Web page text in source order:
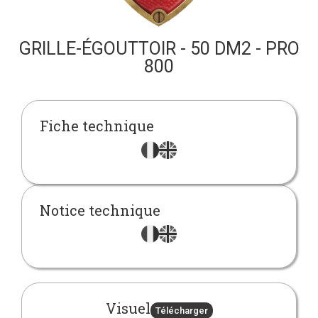
GRILLE-ÉGOUTTOIR - 50 DM2 - PRO
800
Fiche technique
Notice technique
Visuel Télécharger